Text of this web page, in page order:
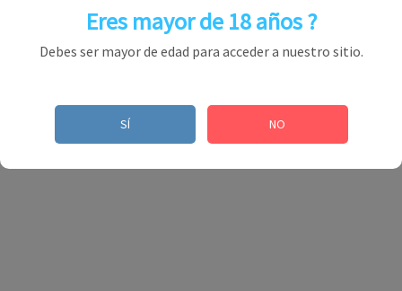
Eres mayor de 18 años ?
Debes ser mayor de edad para acceder a nuestro sitio.
SÍ NO
CONTÁCTENOS